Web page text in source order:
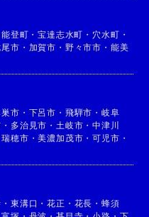
登町 ・宝達志水町 ・ 穴水町 ・
市 ・ 加賀市 ・ 野々市市 ・ 能美
市 ・ 下呂市 ・ 飛騨市 ・ 岐阜
・ 多治見市 ・ 土岐市 ・中津川
瑞穂市 ・美濃加茂市 ・可児市 ・
・ 東溝口 ・花正 ・ 花長 ・ 蜂須